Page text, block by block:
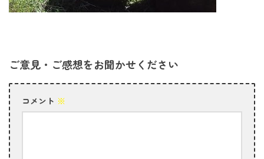
ご意見・ご感想をお聞かせください
コメント ※